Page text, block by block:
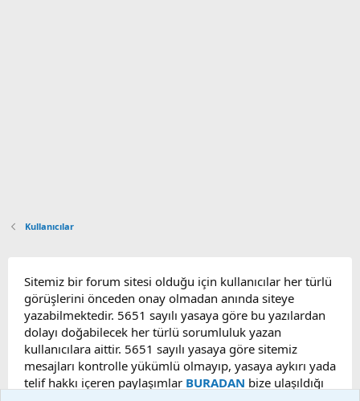
Kullanıcılar
Sitemiz bir forum sitesi olduğu için kullanıcılar her türlü
görüşlerini önceden onay olmadan anında siteye
yazabilmektedir. 5651 sayılı yasaya göre bu yazılardan
dolayı doğabilecek her türlü sorumluluk yazan
kullanıcılara aittir. 5651 sayılı yasaya göre sitemiz
mesajları kontrolle yükümlü olmayıp, yasaya aykırı yada
telif hakkı içeren paylaşımlar BURADAN bize ulaşıldığı